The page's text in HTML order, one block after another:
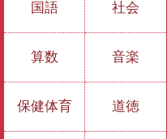
国語 社会
算数 音楽
保健体育 道徳